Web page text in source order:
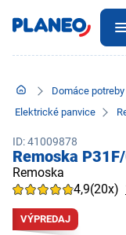
Domáce potreby
Elektrické panvice
ID: 41009878
Remoska
Remoska
4,9(20x)
VÝPREDAJ